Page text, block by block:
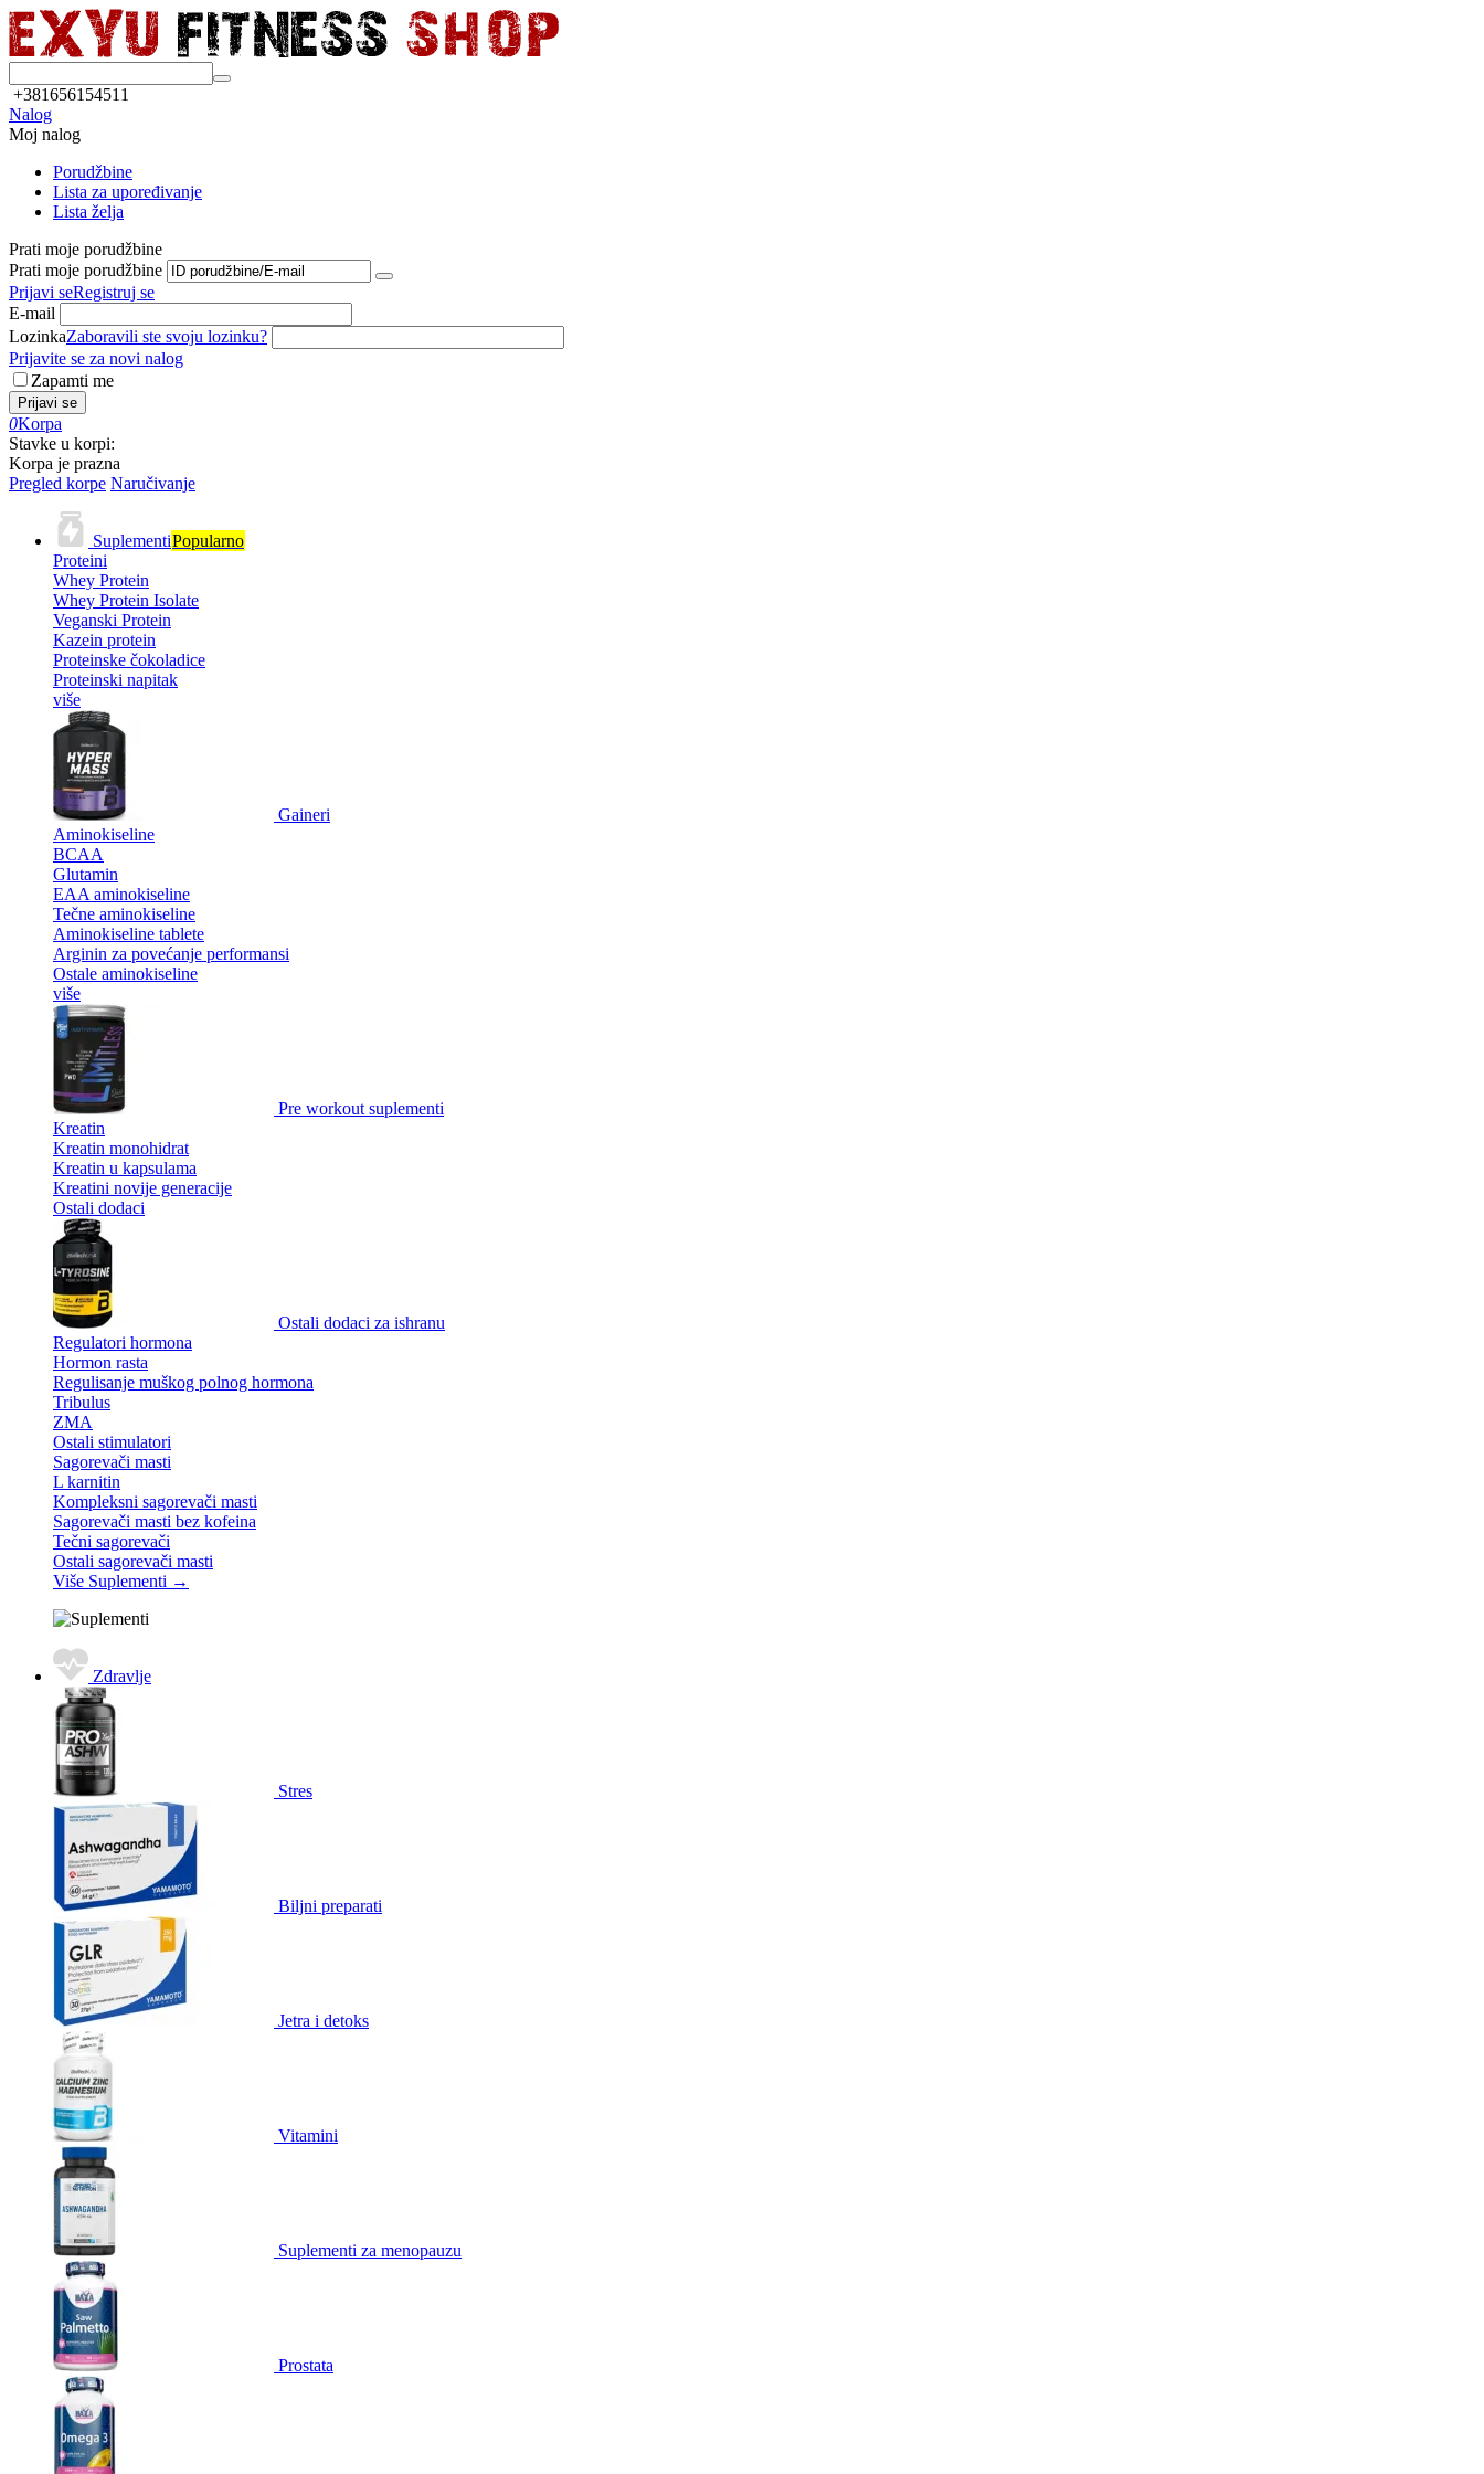
+381656154511
Nalog
Moj nalog
Porudžbine
Lista za upoređivanje
Lista želja
Prati moje porudžbine
Prati moje porudžbine
Prijavi seRegistruj se
E-mail
LozinkaZaboravili ste svoju lozinku?
Prijavite se za novi nalog
Zapamti me
Prijavi se
0Korpa
Stavke u korpi:
Korpa je prazna
Pregled korpe Naručivanje
SuplementiPopularno
Proteini
Whey Protein
Whey Protein Isolate
Veganski Protein
Kazein protein
Proteinske čokoladice
Proteinski napitak
više
Gaineri
Aminokiseline
BCAA
Glutamin
EAA aminokiseline
Tečne aminokiseline
Aminokiseline tablete
Arginin za povećanje performansi
Ostale aminokiseline
više
Pre workout suplementi
Kreatin
Kreatin monohidrat
Kreatin u kapsulama
Kreatini novije generacije
Ostali dodaci
Ostali dodaci za ishranu
Regulatori hormona
Hormon rasta
Regulisanje muškog polnog hormona
Tribulus
ZMA
Ostali stimulatori
Sagorevači masti
L karnitin
Kompleksni sagorevači masti
Sagorevači masti bez kofeina
Tečni sagorevači
Ostali sagorevači masti
Više Suplementi →
Zdravlje
Stres
Biljni preparati
Jetra i detoks
Vitamini
Suplementi za menopauzu
Prostata